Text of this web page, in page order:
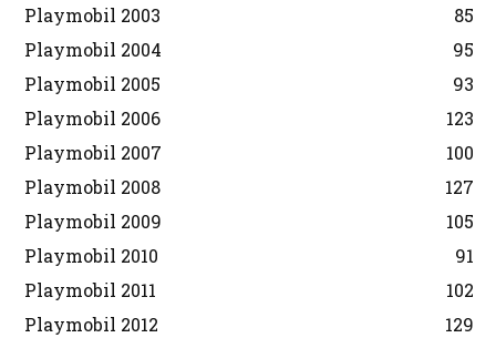
Playmobil 2003
85
Playmobil 2004
95
Playmobil 2005
93
Playmobil 2006
123
Playmobil 2007
100
Playmobil 2008
127
Playmobil 2009
105
Playmobil 2010
91
Playmobil 2011
102
Playmobil 2012
129